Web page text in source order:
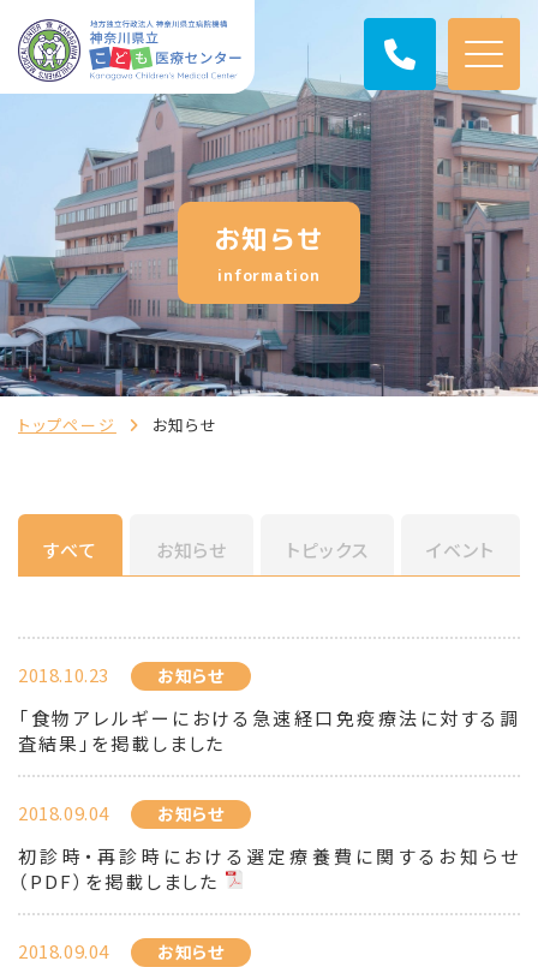
お知らせ
information
トップページ お知らせ
すべて お知らせ トピックス イベント
2018.10.23 お知らせ
「食物アレルギーにおける急速経口免疫療法に対する調
査結果」を掲載しました
2018.09.04 お知らせ
初診時・再診時における選定療養費に関するお知らせ
（PDF）を掲載しました
2018.09.04 お知らせ